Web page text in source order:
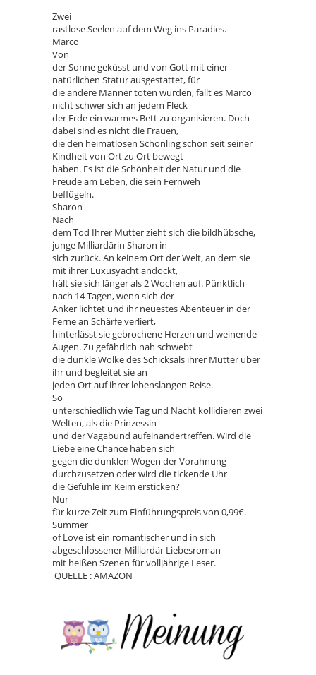
Zwei
rastlose Seelen auf dem Weg ins Paradies.
Marco
Von
der Sonne geküsst und von Gott mit einer
natürlichen Statur ausgestattet, für
die andere Männer töten würden, fällt es Marco
nicht schwer sich an jedem Fleck
der Erde ein warmes Bett zu organisieren. Doch
dabei sind es nicht die Frauen,
die den heimatlosen Schönling schon seit seiner
Kindheit von Ort zu Ort bewegt
haben. Es ist die Schönheit der Natur und die
Freude am Leben, die sein Fernweh
beflügeln.
Sharon
Nach
dem Tod Ihrer Mutter zieht sich die bildhübsche,
junge Milliardärin Sharon in
sich zurück. An keinem Ort der Welt, an dem sie
mit ihrer Luxusyacht andockt,
hält sie sich länger als 2 Wochen auf. Pünktlich
nach 14 Tagen, wenn sich der
Anker lichtet und ihr neuestes Abenteuer in der
Ferne an Schärfe verliert,
hinterlässt sie gebrochene Herzen und weinende
Augen. Zu gefährlich nah schwebt
die dunkle Wolke des Schicksals ihrer Mutter über
ihr und begleitet sie an
jeden Ort auf ihrer lebenslangen Reise.
So
unterschiedlich wie Tag und Nacht kollidieren zwei
Welten, als die Prinzessin
und der Vagabund aufeinandertreffen. Wird die
Liebe eine Chance haben sich
gegen die dunklen Wogen der Vorahnung
durchzusetzen oder wird die tickende Uhr
die Gefühle im Keim ersticken?
Nur
für kurze Zeit zum Einführungspreis von 0,99€.
Summer
of Love ist ein romantischer und in sich
abgeschlossener Milliardär Liebesroman
mit heißen Szenen für volljährige Leser.
QUELLE : AMAZON